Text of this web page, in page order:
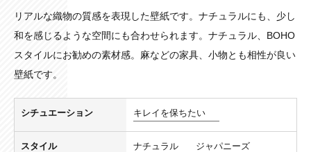
リアルな織物の質感を表現した壁紙です。ナチュラルにも、少し
和を感じるような空間にも合わせられます。ナチュラル、BOHO
スタイルにお勧めの素材感。麻などの家具、小物とも相性が良い
壁紙です。
シチュエーション キレイを保ちたい
スタイル ナチュラル
ジャパニーズ